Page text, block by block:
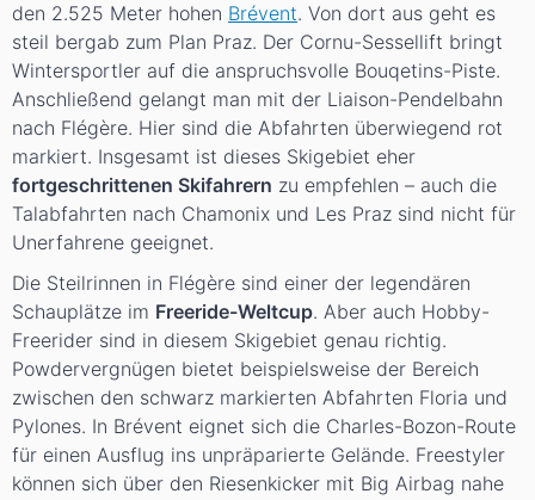
den 2.525 Meter hohen Brévent. Von dort aus geht es
steil bergab zum Plan Praz. Der Cornu-Sessellift bringt
Wintersportler auf die anspruchsvolle Bouqetins-Piste.
Anschließend gelangt man mit der Liaison-Pendelbahn
nach Flégère. Hier sind die Abfahrten überwiegend rot
markiert. Insgesamt ist dieses Skigebiet eher
fortgeschrittenen Skifahrern zu empfehlen – auch die
Talabfahrten nach Chamonix und Les Praz sind nicht für
Unerfahrene geeignet.
Die Steilrinnen in Flégère sind einer der legendären
Schauplätze im Freeride-Weltcup. Aber auch Hobby-
Freerider sind in diesem Skigebiet genau richtig.
Powdervergnügen bietet beispielsweise der Bereich
zwischen den schwarz markierten Abfahrten Floria und
Pylones. In Brévent eignet sich die Charles-Bozon-Route
für einen Ausflug ins unpräparierte Gelände. Freestyler
können sich über den Riesenkicker mit Big Airbag nahe